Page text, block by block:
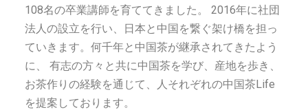
108名の卒業講師を育ててきました。 2016年に社団
法人の設立を行い、日本と中国を繋ぐ架け橋を担っ
ていきます。何千年と中国茶が継承されてきたよう
に、 有志の方々と共に中国茶を学び、産地を歩き、
お茶作りの経験を通じて、人それぞれの中国茶Life
を提案しております。